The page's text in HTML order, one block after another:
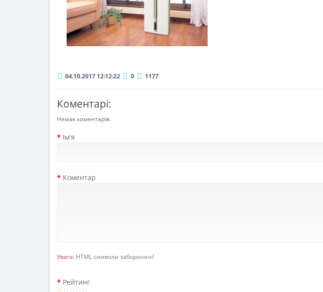
04.10.2017 12:12:22 0 1177
Коментарі:
Немає коментарів.
Ім'я
Коментар
Увага: HTML символи заборонені!
Рейтинг